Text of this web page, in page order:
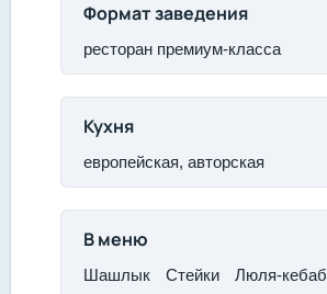
Формат заведения
ресторан премиум-класса
Кухня
европейская, авторская
В меню
​Шашлык​ Стейки​
Люля-кебаб​